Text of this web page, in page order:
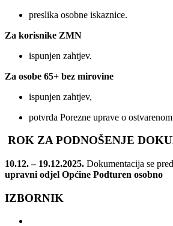
preslika osobne iskaznice.
Za korisnike ZMN
ispunjen zahtjev.
Za osobe 65+ bez mirovine
ispunjen zahtjev,
potvrda Porezne uprave o
ROK ZA PODNOŠENJE
10.12. – 19.12.2025. Dokumentacija se
upravni odjel Općine Podturen osobno
IZBORNIK